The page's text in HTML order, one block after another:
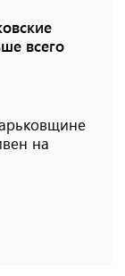
всего
на